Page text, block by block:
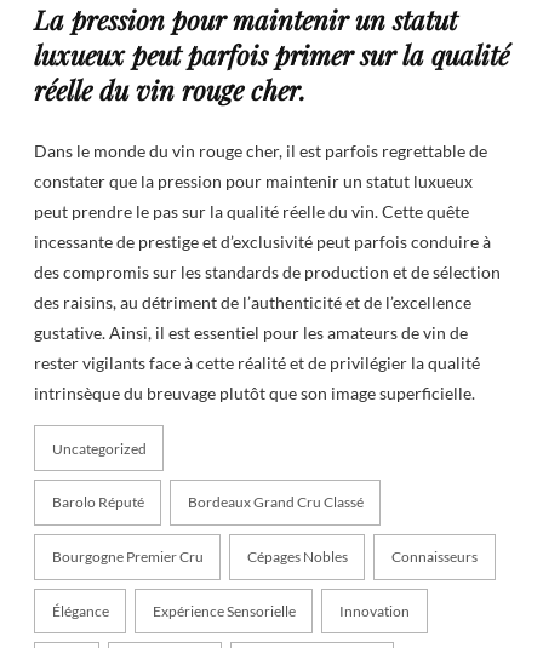
La pression pour maintenir un statut
luxueux peut parfois primer sur la qualité
réelle du vin rouge cher.
Dans le monde du vin rouge cher, il est parfois regrettable de
constater que la pression pour maintenir un statut luxueux
peut prendre le pas sur la qualité réelle du vin. Cette quête
incessante de prestige et d’exclusivité peut parfois conduire à
des compromis sur les standards de production et de sélection
des raisins, au détriment de l’authenticité et de l’excellence
gustative. Ainsi, il est essentiel pour les amateurs de vin de
rester vigilants face à cette réalité et de privilégier la qualité
intrinsèque du breuvage plutôt que son image superficielle.
Uncategorized
Barolo Réputé Bordeaux Grand Cru Classé
Bourgogne Premier Cru Cépages Nobles Connaisseurs
Élégance Expérience Sensorielle Innovation